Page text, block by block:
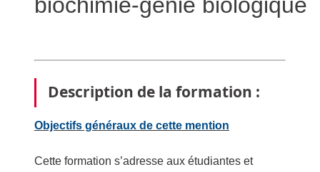
Description de la formation :
Objectifs généraux de cette mention
Cette formation s’adresse aux étudiantes et